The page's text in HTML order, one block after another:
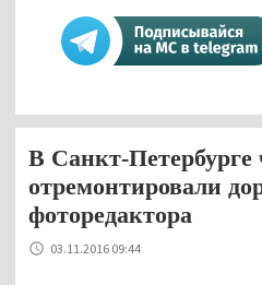
В Санкт-Петербурге
отремонтировали
фоторедактора
03.11.2016 09:44